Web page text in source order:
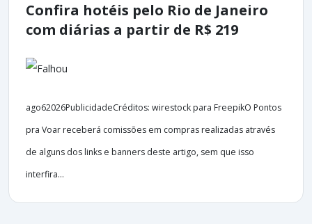
Confira hotéis pelo Rio de Janeiro
com diárias a partir de R$ 219
ago62026PublicidadeCréditos: wirestock para FreepikO Pontos
pra Voar receberá comissões em compras realizadas através
de alguns dos links e banners deste artigo, sem que isso
interfira...